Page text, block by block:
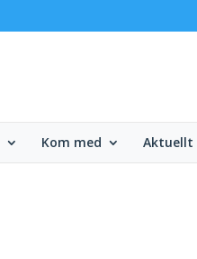
Kom med Aktuellt